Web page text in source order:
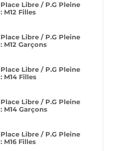
Place Libre / P.G Pleine
: M12 Filles
Place Libre / P.G Pleine
: M12 Garçons
Place Libre / P.G Pleine
: M14 Filles
Place Libre / P.G Pleine
: M14 Garçons
Place Libre / P.G Pleine
: M16 Filles